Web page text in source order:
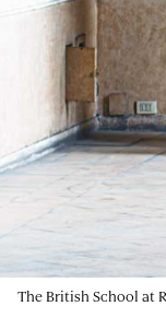
The British School at